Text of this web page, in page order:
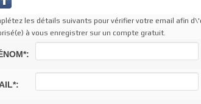
les détails suivants pour vérifier votre email afin
à vous enregistrer sur un compte gratuit.